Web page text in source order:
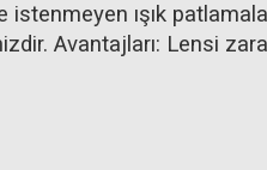
istenmeyen ışık
Avantajları: Lensi